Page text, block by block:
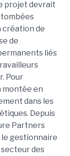
projet devrait
création de
de
liés
Pour
montée en
dans les
Depuis
Partners
le gestionnaire
des